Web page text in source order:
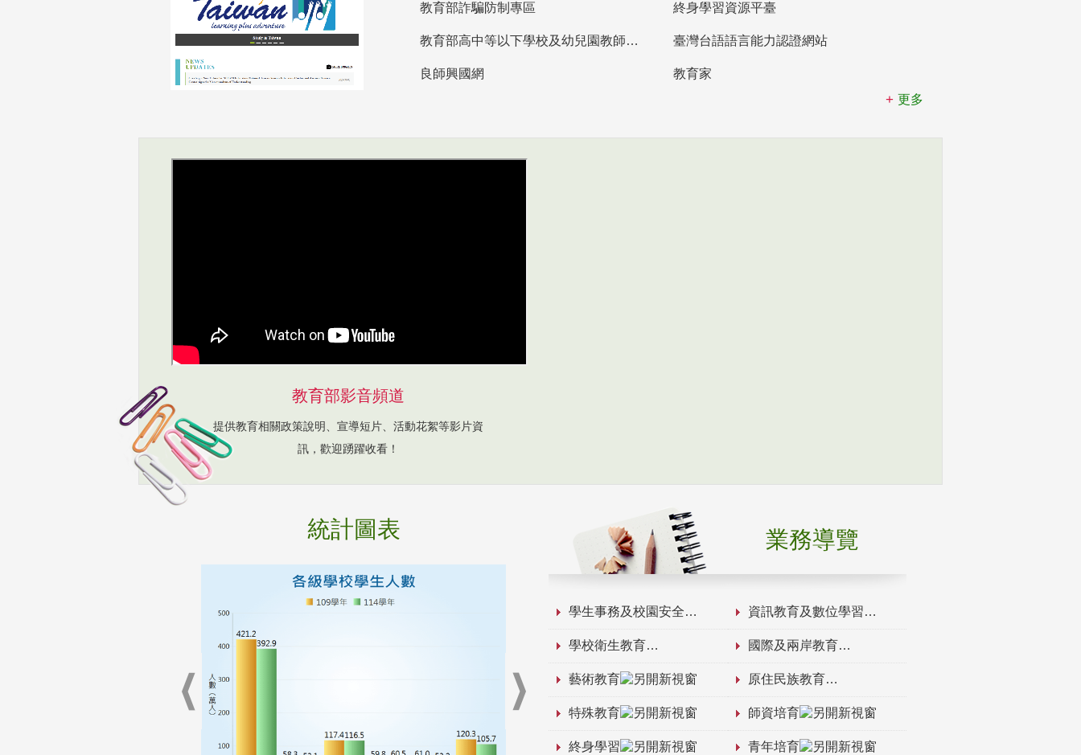
教育部詐騙防制專區 終身學習資源平臺
教育部高中等以下學校及幼兒園教師資格檢定考試 臺灣台語語言能力認證網站
良師興國網
教育家
更多
教育部影音頻道
提供教育相關政策說明、宣導短片、活動花絮等影片資
訊，歡迎踴躍收看！
統計圖表 業務導覽
學生事務及校園安全 資訊教育及數位學習
學校衛生教育 國際及兩岸教育
藝術教育 原住民族教育
特殊教育 師資培育
終身學習 青年培育